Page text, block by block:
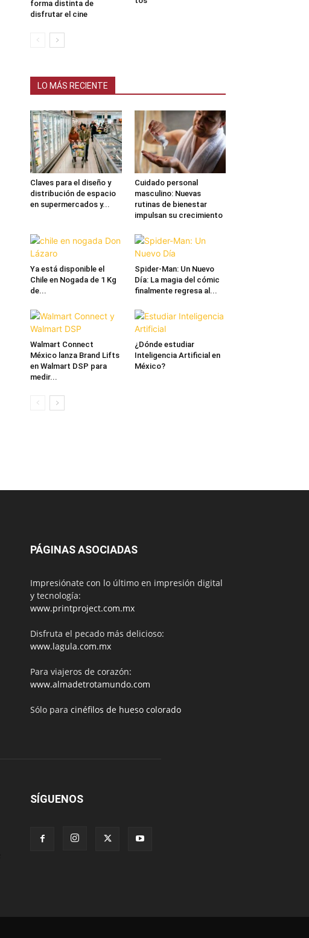
forma distinta de
disfrutar el cine
LO MÁS RECIENTE
Claves para el diseño y
distribución de espacio
en supermercados y...
Cuidado personal
masculino: Nuevas
rutinas de bienestar
impulsan su crecimiento
Ya está disponible el
Chile en Nogada de 1 Kg
de...
Spider-Man: Un Nuevo
Día: La magia del cómic
finalmente regresa al...
Walmart Connect
México lanza Brand Lifts
en Walmart DSP para
medir...
¿Dónde estudiar
Inteligencia Artificial en
México?
PÁGINAS ASOCIADAS
Impresiónate con lo último en impresión digital
y tecnología:
www.printproject.com.mx
Disfruta el pecado más delicioso:
www.lagula.com.mx
Para viajeros de corazón:
www.almadetrotamundo.com
Sólo para cinéfilos de hueso colorado
SÍGUENOS